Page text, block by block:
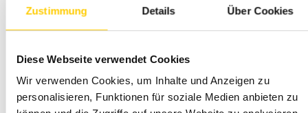
Zustimmung Details Über Cookies
Diese Webseite verwendet Cookies
Wir verwenden Cookies, um Inhalte und Anzeigen zu
personalisieren, Funktionen für soziale Medien anbieten zu
Google privātuma politikā
(https://policies.google.com/privacy) un palīdzības sadaļā
Google Ads, konversijas mērīšana un veicinošā
tirgvedība